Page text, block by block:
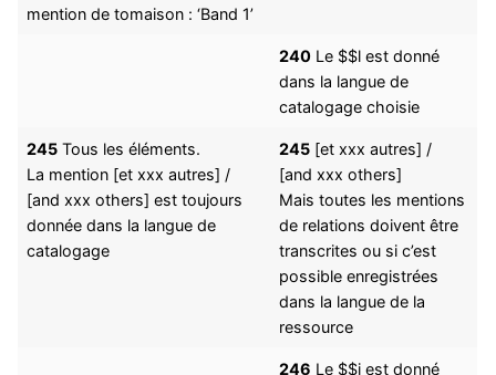
mention de tomaison : ‘Band 1’
240 Le $$l est donné
dans la langue de
catalogage choisie
245 Tous les éléments.
La mention [et xxx autres] /
[and xxx others] est toujours
donnée dans la langue de
catalogage
245 [et xxx autres] /
[and xxx others]
Mais toutes les mentions
de relations doivent être
transcrites ou si c’est
possible enregistrées
dans la langue de la
ressource
246 Le $$i est donné